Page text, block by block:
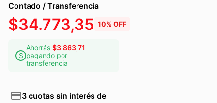
Contado / Transferencia
$34.773,35 10% OFF
Ahorrás $3.863,71
pagando por
transferencia
3 cuotas sin interés de